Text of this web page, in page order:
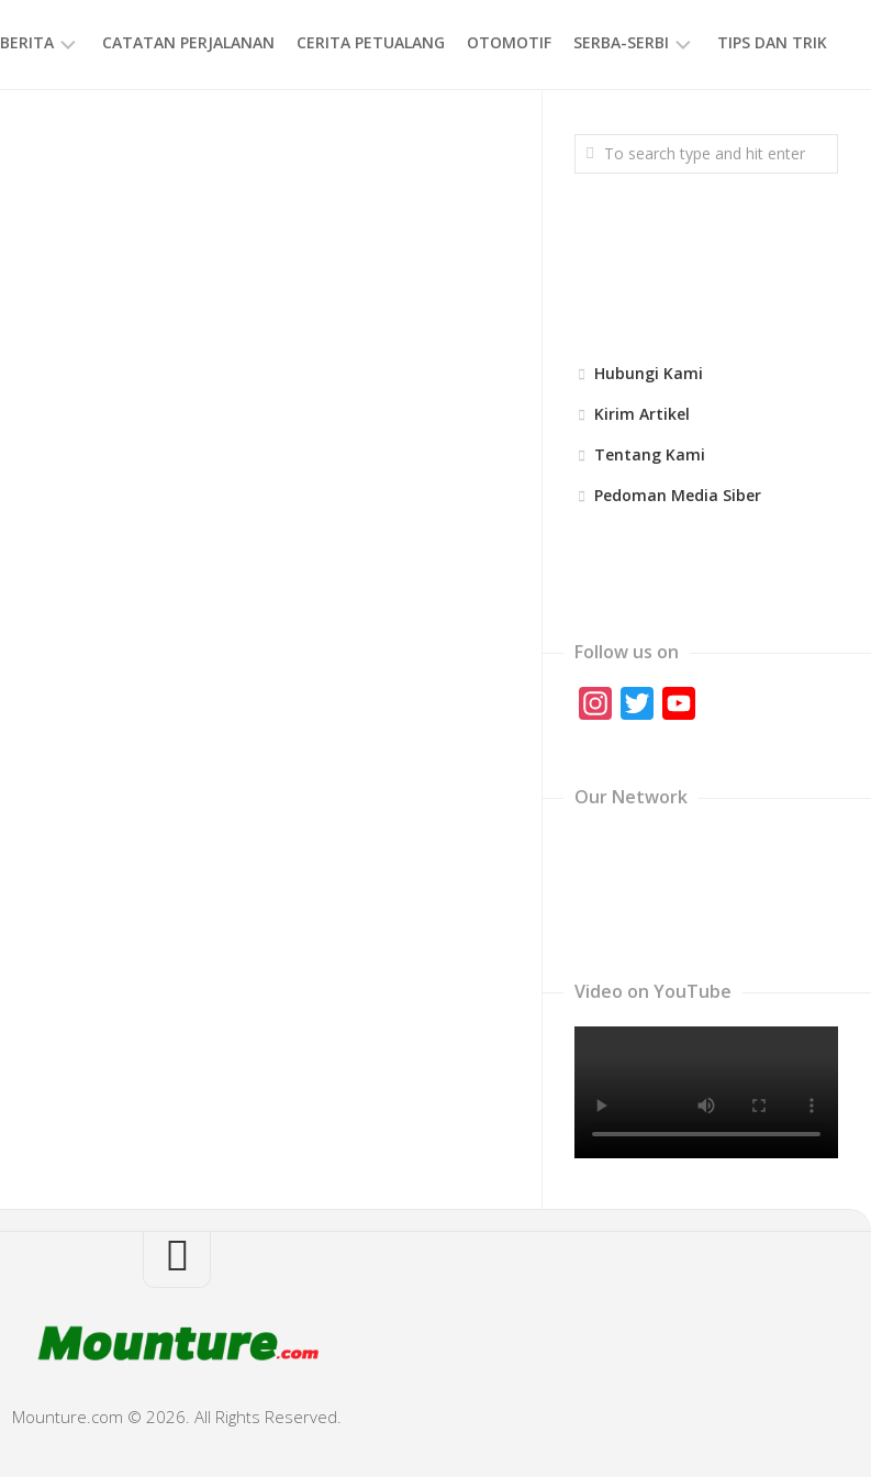
BERITA CATATAN PERJALANAN CERITA PETUALANG OTOMOTIF SERBA-SERBI
GAYA
HIDUP
TIPS DAN TRIK
Hubungi Kami
Kirim Artikel
Tentang Kami
Pedoman Media Siber
Follow us on
Instagram
Twitter
Our Network
Video on YouTube
Mounture.com © 2026. All Rights Reserved.